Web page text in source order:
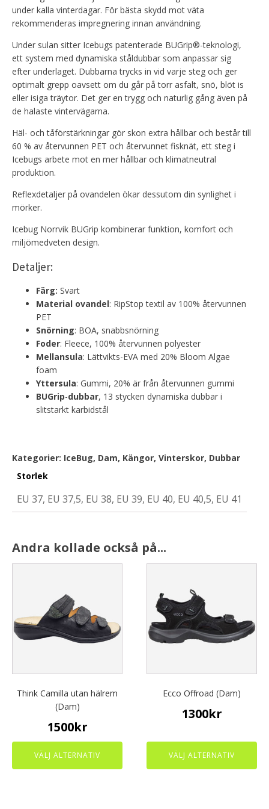
under kalla vinterdagar. För bästa skydd mot väta
rekommenderas impregnering innan användning.
Under sulan sitter Icebugs patenterade BUGrip®-teknologi,
ett system med dynamiska ståldubbar som anpassar sig
efter underlaget. Dubbarna trycks in vid varje steg och ger
optimalt grepp oavsett om du går på torr asfalt, snö, blöt is
eller isiga träytor. Det ger en trygg och naturlig gång även på
de halaste vintervägarna.
Häl- och tåförstärkningar gör skon extra hållbar och består till
60 % av återvunnen PET och återvunnet fisknät, ett steg i
Icebugs arbete mot en mer hållbar och klimatneutral
produktion.
Reflexdetaljer på ovandelen ökar dessutom din synlighet i
mörker.
Icebug Norrvik BUGrip kombinerar funktion, komfort och
miljömedveten design.
Detaljer:
Färg: Svart
Material ovandel: RipStop textil av 100% återvunnen
PET
Snörning: BOA, snabbsnörning
Foder: Fleece, 100% återvunnen polyester
Mellansula: Lättvikts-EVA med 20% Bloom Algae
foam
Yttersula: Gummi, 20% är från återvunnen gummi
BUGrip-dubbar, 13 stycken dynamiska dubbar i
slitstarkt karbidstål
Kategorier: IceBug, Dam, Kängor, Vinterskor, Dubbar
Storlek
EU 37, EU 37,5, EU 38, EU 39, EU 40, EU 40,5, EU 41
Andra kollade också på...
Think Camilla utan hälrem
(Dam)
1500kr
VÄLJ ALTERNATIV
variants.
The
be
chosen
page
Ecco Offroad (Dam)
1300kr
VÄLJ ALTERNATIV
has
multiple
variants.
The
be
chosen
page